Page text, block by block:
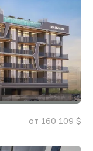
от 160 109 $